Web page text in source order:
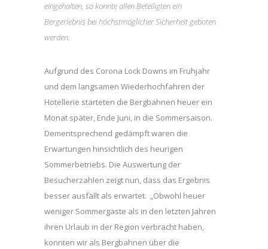
eingehalten, so konnte allen Beteiligten ein
Bergerlebnis bei höchstmöglicher Sicherheit geboten
werden.
Aufgrund des Corona Lock Downs im Frühjahr
und dem langsamen Wiederhochfahren der
Hotellerie starteten die Bergbahnen heuer ein
Monat später, Ende Juni, in die Sommersaison.
Dementsprechend gedämpft waren die
Erwartungen hinsichtlich des heurigen
Sommerbetriebs. Die Auswertung der
Besucherzahlen zeigt nun, dass das Ergebnis
besser ausfällt als erwartet. „Obwohl heuer
weniger Sommergäste als in den letzten Jahren
ihren Urlaub in der Region verbracht haben,
konnten wir als Bergbahnen über die